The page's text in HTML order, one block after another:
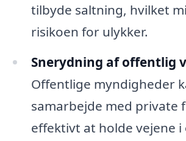
tilbyde saltning, hvilket
risikoen for ulykker.
Snerydning af offentlig
Offentlige myndigheder
samarbejde med private
effektivt at holde vejene